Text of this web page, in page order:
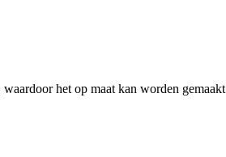
het op maat kan worden gemaakt